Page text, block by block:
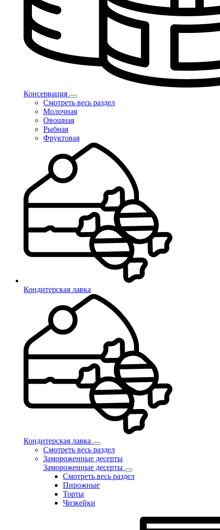
Консервация
Смотреть весь раздел
Молочная
Овощная
Рыбная
Фруктовая
Кондитерская лавка
Кондитерская лавка
Смотреть весь раздел
Замороженные десерты
Замороженные десерты
Смотреть весь раздел
Пирожные
Торты
Чизкейки